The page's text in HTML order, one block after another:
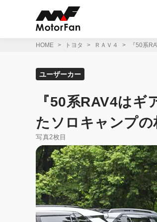
HOME トヨタ ＲＡＶ４ 『50系
ユーザーカー
『50系RAV4は
たソロキャンプの
写真2枚目